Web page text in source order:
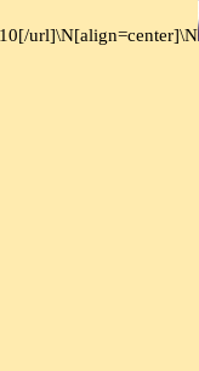
url]\N[align=center]\N